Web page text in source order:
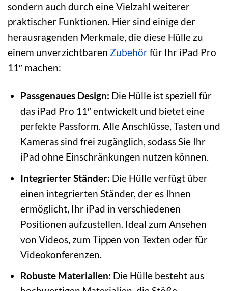
sondern auch durch eine Vielzahl weiterer
praktischer Funktionen. Hier sind einige der
herausragenden Merkmale, die diese Hülle zu
einem unverzichtbaren Zubehörfür Ihr iPad Pro
11″ machen:
Passgenaues Design: Die Hülle ist speziell für
das iPad Pro 11″ entwickelt und bietet eine
perfekte Passform. Alle Anschlüsse, Tasten und
Kameras sind frei zugänglich, sodass Sie Ihr
iPad ohne Einschränkungen nutzen können.
Integrierter Ständer: Die Hülle verfügt über
einen integrierten Ständer, der es Ihnen
ermöglicht, Ihr iPad in verschiedenen
Positionen aufzustellen. Ideal zum Ansehen
von Videos, zum Tippen von Texten oder für
Videokonferenzen.
Robuste Materialien: Die Hülle besteht aus